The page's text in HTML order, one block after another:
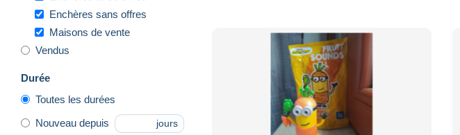
Enchères sans offres
Maisons de vente
Vendus
Durée
Toutes les durées
Nouveau depuis jours